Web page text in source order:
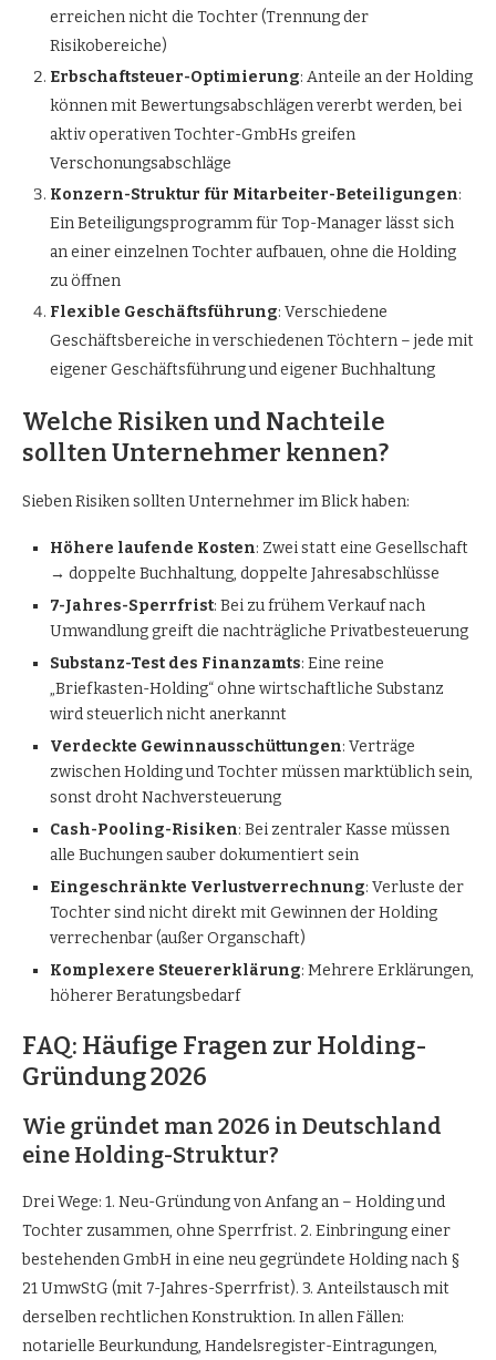
erreichen nicht die Tochter (Trennung der
Risikobereiche)
Erbschaftsteuer-Optimierung: Anteile an der Holding
können mit Bewertungsabschlägen vererbt werden, bei
aktiv operativen Tochter-GmbHs greifen
Verschonungsabschläge
Konzern-Struktur für Mitarbeiter-Beteiligungen:
Ein Beteiligungsprogramm für Top-Manager lässt sich
an einer einzelnen Tochter aufbauen, ohne die Holding
zu öffnen
Flexible Geschäftsführung: Verschiedene
Geschäftsbereiche in verschiedenen Töchtern – jede mit
eigener Geschäftsführung und eigener Buchhaltung
Welche Risiken und Nachteile
sollten Unternehmer kennen?
Sieben Risiken sollten Unternehmer im Blick haben:
Höhere laufende Kosten: Zwei statt eine Gesellschaft
→ doppelte Buchhaltung, doppelte Jahresabschlüsse
7-Jahres-Sperrfrist: Bei zu frühem Verkauf nach
Umwandlung greift die nachträgliche Privatbesteuerung
Substanz-Test des Finanzamts: Eine reine
„Briefkasten-Holding“ ohne wirtschaftliche Substanz
wird steuerlich nicht anerkannt
Verdeckte Gewinnausschüttungen: Verträge
zwischen Holding und Tochter müssen marktüblich sein,
sonst droht Nachversteuerung
Cash-Pooling-Risiken: Bei zentraler Kasse müssen
alle Buchungen sauber dokumentiert sein
Eingeschränkte Verlustverrechnung: Verluste der
Tochter sind nicht direkt mit Gewinnen der Holding
verrechenbar (außer Organschaft)
Komplexere Steuererklärung: Mehrere Erklärungen,
höherer Beratungsbedarf
FAQ: Häufige Fragen zur Holding-
Gründung 2026
Wie gründet man 2026 in Deutschland
eine Holding-Struktur?
Drei Wege: 1. Neu-Gründung von Anfang an – Holding und
Tochter zusammen, ohne Sperrfrist. 2. Einbringung einer
bestehenden GmbH in eine neu gegründete Holding nach §
21 UmwStG (mit 7-Jahres-Sperrfrist). 3. Anteilstausch mit
derselben rechtlichen Konstruktion. In allen Fällen:
notarielle Beurkundung, Handelsregister-Eintragungen,